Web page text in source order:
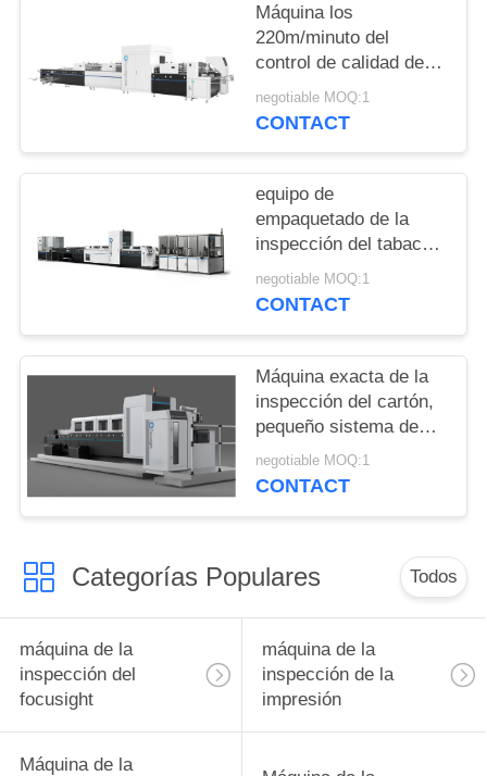
POLICY
Máquina los
220m/minuto del
control de calidad de
Focusight para los
cartones de
negotiable MOQ:1
CONTACT
equipo de
empaquetado de la
inspección del tabaco
15KW con pre - la
característica del
negotiable MOQ:1
CONTACT
Máquina exacta de la
inspección del cartón,
pequeño sistema de
inspección de la
impresión de los
negotiable MOQ:1
CONTACT
Categorías Populares Todos
máquina de la
inspección del
focusight
máquina de la
inspección de la
impresión
Máquina de la